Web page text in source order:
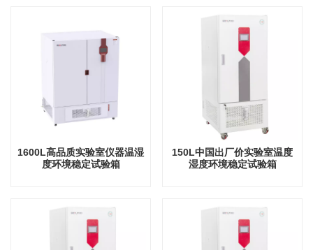
1600L高品质实验室仪器温湿
度环境稳定试验箱
150L中国出厂价实验室温度
湿度环境稳定试验箱